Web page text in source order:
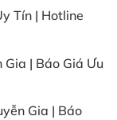
Tín | Hotline
Gia | Báo Giá Ưu
Gia | Báo